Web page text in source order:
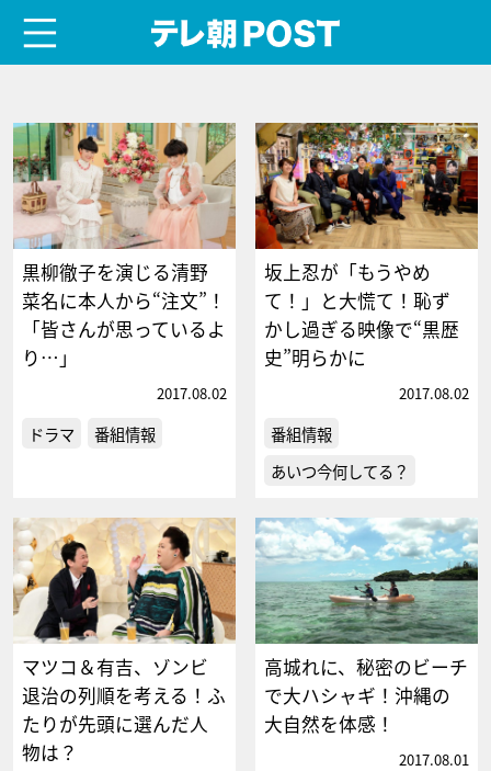
黒柳徹子を演じる清野
菜名に本人から“注文”！
「皆さんが思っているよ
り…」
2017.08.02
ドラマ 番組情報
坂上忍が「もうやめ
て！」と大慌て！恥ず
かし過ぎる映像で“黒歴
史”明らかに
2017.08.02
番組情報
あいつ今何してる？
マツコ＆有吉、ゾンビ
退治の列順を考える！ふ
たりが先頭に選んだ人
物は？
高城れに、秘密のビーチ
で大ハシャギ！沖縄の
大自然を体感！
2017.08.01